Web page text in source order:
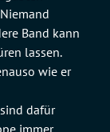
Band kann
lassen.
wie er
dafür
immer